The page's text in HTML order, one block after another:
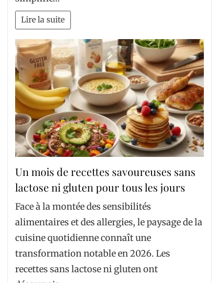
Lire la suite
Un mois de recettes savoureuses sans
lactose ni gluten pour tous les jours
Face à la montée des sensibilités
alimentaires et des allergies, le paysage de la
cuisine quotidienne connaît une
transformation notable en 2026. Les
recettes sans lactose ni gluten ont